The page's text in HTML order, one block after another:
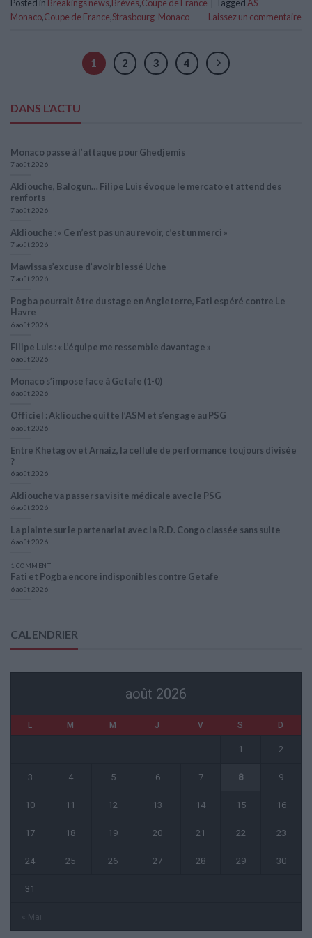
Posted in Breakings news,Brèves,Coupe de France TaggedAS
Monaco,Coupe de France,Strasbourg-Monaco Laissez un commentaire
1 2 3 4
DANS L'ACTU
Monaco passe à l’attaque pour Ghedjemis
7 août 2026
Akliouche, Balogun… Filipe Luis évoque le mercato et attend des
renforts
7 août 2026
Akliouche : « Ce n’est pas un au revoir, c’est un merci »
7 août 2026
Mawissa s’excuse d’avoir blessé Uche
7 août 2026
Pogba pourrait être du stage en Angleterre, Fati espéré contre Le
Havre
6 août 2026
Filipe Luis : « L’équipe me ressemble davantage »
6 août 2026
Monaco s’impose face à Getafe (1-0)
6 août 2026
Officiel : Akliouche quitte l’ASM et s’engage au PSG
6 août 2026
Entre Khetagov et Arnaiz, la cellule de performance toujours divisée
?
6 août 2026
Akliouche va passer sa visite médicale avec le PSG
6 août 2026
La plainte sur le partenariat avec la R.D. Congo classée sans suite
6 août 2026
1 COMMENT
Fati et Pogba encore indisponibles contre Getafe
6 août 2026
CALENDRIER
août 2026
L M M J V S D
« Mai
1 2
3 4 5 6 7 8 9
10 11 12 13 14 15 16
17 18 19 20 21 22 23
24 25 26 27 28 29 30
31